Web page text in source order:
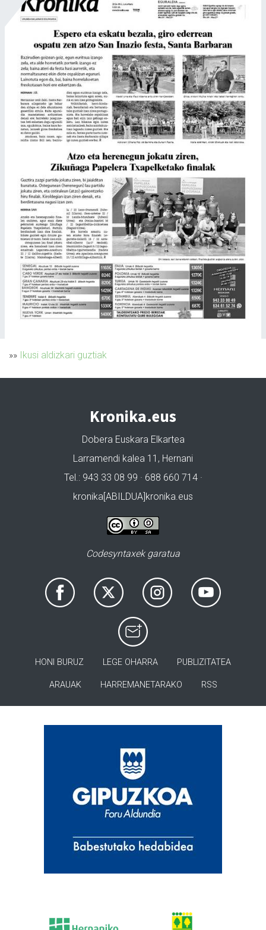
»» Ikusi aldizkari guztiak
Kronika.eus
Dobera Euskara Elkartea
Larramendi kalea 11, Hernani
Tel.: 943 33 08 99 · 688 660 714 ·
kronika[ABILDUA]kronika.eus
Codesyntaxek garatua
HONI BURUZ LEGE OHARRA PUBLIZITATEA
ARAUAK HARREMANETARAKO RSS